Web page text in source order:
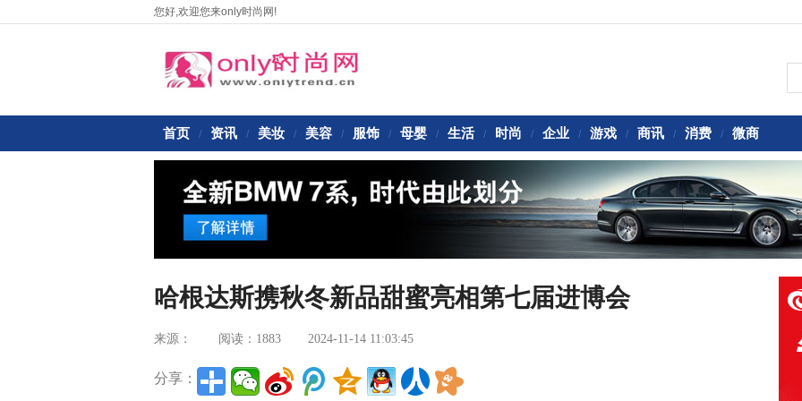
您好,欢迎您来only时尚网!
首页 / 资讯 / 美妆 / 美容 / 服饰 / 母婴 / 生活 / 时尚 / 企业 / 游戏 / 商讯 / 消费 / 微商
哈根达斯携秋冬新品甜蜜亮相第七届进博会
来源： 阅读：1883 2024-11-14 11:03:45
分享：